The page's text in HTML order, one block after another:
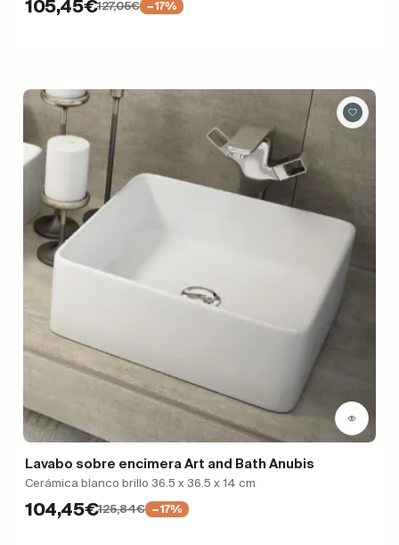
105,45€127,05€ −17%
Lavabo sobre encimera Art and Bath Anubis
Cerámica blanco brillo 36.5 x 36.5 x 14 cm
104,45€125,84€ −17%